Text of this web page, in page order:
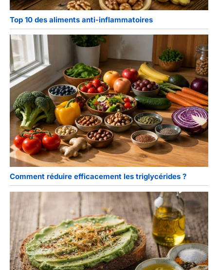
Top 10 des aliments anti-inflammatoires
Comment réduire efficacement les triglycérides ?